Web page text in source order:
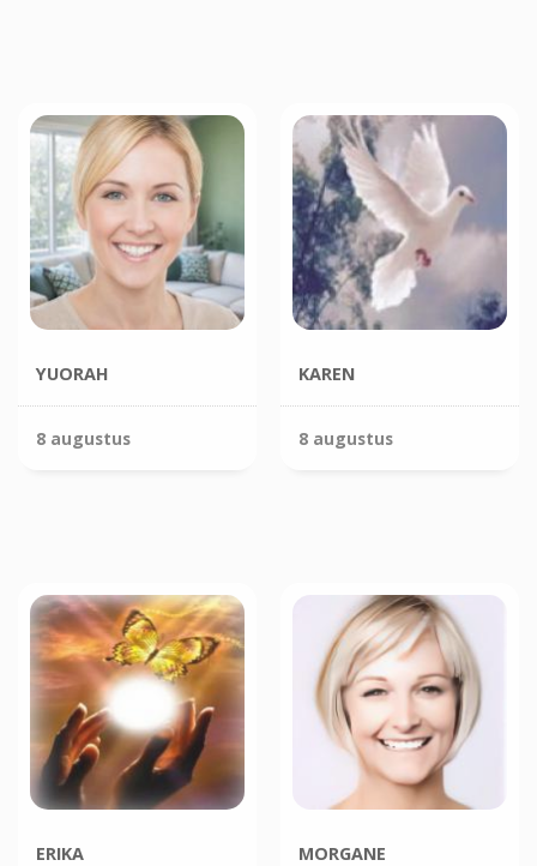
YUORAH
8 augustus
KAREN
8 augustus
ERIKA MORGANE